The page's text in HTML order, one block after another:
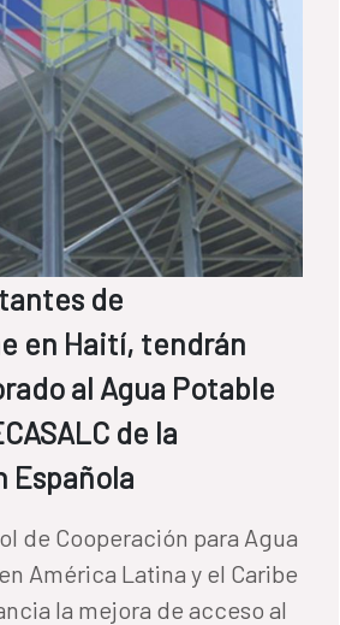
de
en Haití, tendrán
al Agua Potable
de la
Española
de Cooperación para Agua
América Latina y el Caribe
la mejora de acceso al